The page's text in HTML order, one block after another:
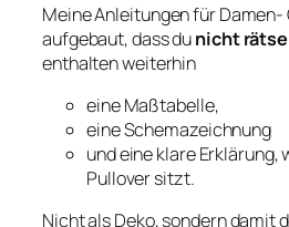
Meine Anleitungen für Damen-
aufgebaut, dass dunicht
enthalten weiterhin
eine Maßtabelle,
eine Schemazeichnung
und eine klare Erklärung,
Pullover sitzt.
Nicht als Deko, sondern damit